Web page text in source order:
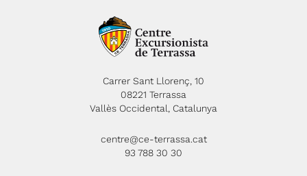
Carrer Sant Llorenç, 10
08221 Terrassa
Vallès Occidental, Catalunya
centre@ce-terrassa.cat
93 788 30 30